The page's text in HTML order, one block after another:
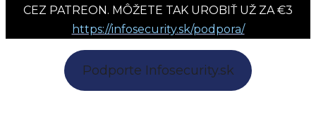
CEZ PATREON. MÔŽETE TAK UROBIŤ UŽ ZA €3
https://infosecurity.sk/podpora/
Podporte Infosecurity.sk